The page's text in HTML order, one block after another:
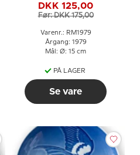
Olsen
DKK 125,00
Før: DKK 175,00
Varenr.: RM1979
Årgang: 1979
Mål: Ø: 15 cm
PÅ LAGER
Se vare